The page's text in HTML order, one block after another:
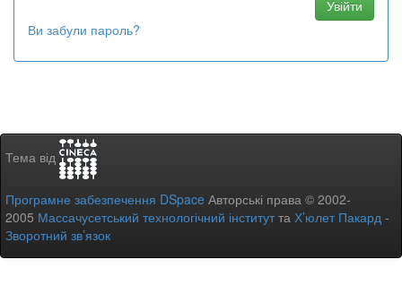
Ви забули пароль?
Тема від
Програмне забезпечення DSpace Авторські права © 2002-
2005 Массачусетський технологічний інститутта Х’юлет Пакард -
Зворотний зв’язок